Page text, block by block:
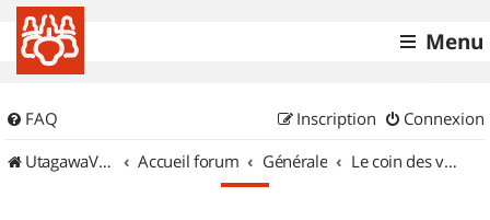
Menu
FAQ Connexion
Inscription
UtagawaVTT (Randos VTT et VTTAE avec traces GPS)
Accueil forum Générale Le coin des vidéastes